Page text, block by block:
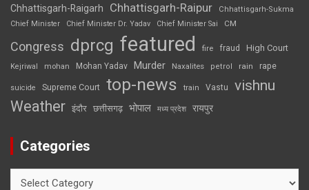
Chhattisgarh-Raigarh Chhattisgarh-Raipur
Chhattisgarh-Sukma
Chief Minister
Chief Minister Dr. Yadav Chief Minister Sai CM
Congress dprcg featured fire fraud High Court
Kejriwal mohan Mohan Yadav Murder Naxalites petrol rain rape
suicide Supreme Court top-news train Vastu vishnu
Weather इंदौर छत्तीसगढ़ भोपाल मध्य प्रदेश रायपुर
Categories